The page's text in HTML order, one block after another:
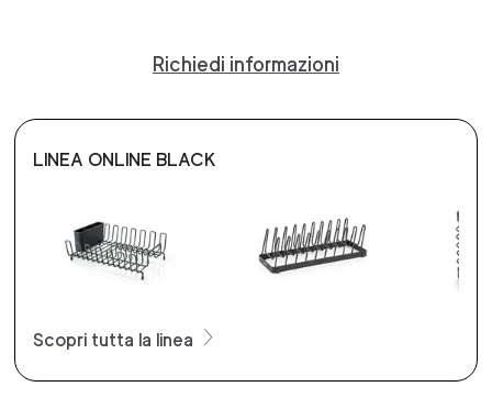
Richiedi informazioni
LINEA ONLINE BLACK
Scopri tutta la linea